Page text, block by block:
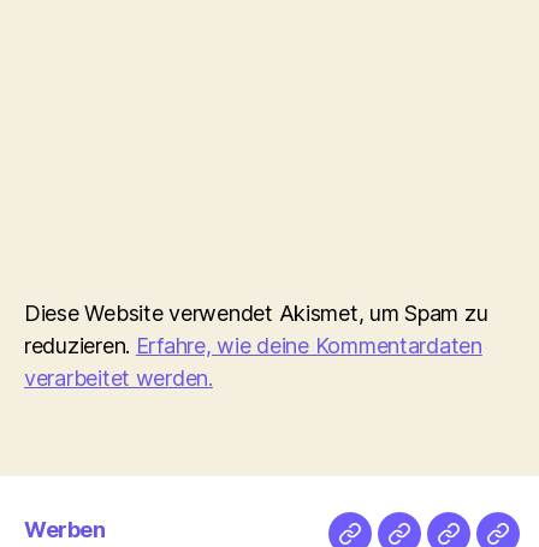
Diese Website verwendet Akismet, um Spam zu
reduzieren. Erfahre, wie deine Kommentardaten
verarbeitet werden.
Werben